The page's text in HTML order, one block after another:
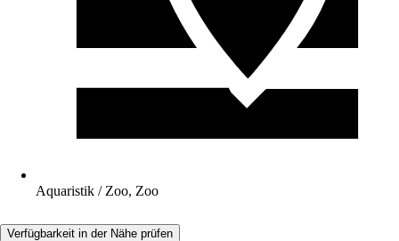
Aquaristik / Zoo, Zoo
Verfügbarkeit in der Nähe prüfen